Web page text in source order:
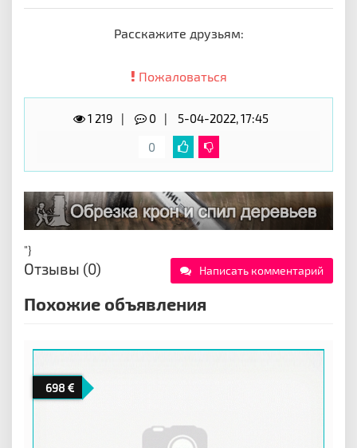
Расскажите друзьям:
Пожаловаться
1 219 0
5-04-2022, 17:45
0
"}
Отзывы (0) Написать комментарий
Похожие объявления
698